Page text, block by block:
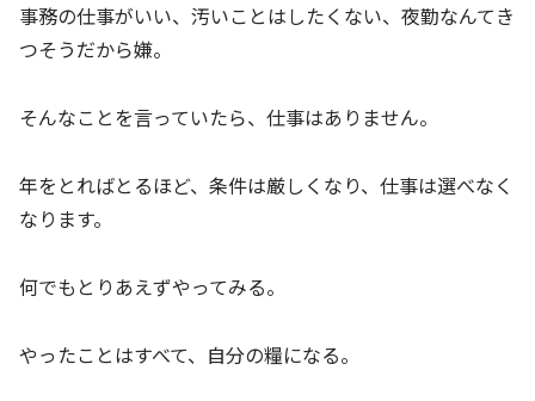
事務の仕事がいい、汚いことはしたくない、夜勤なんてき
つそうだから嫌。
そんなことを言っていたら、仕事はありません。
年をとればとるほど、条件は厳しくなり、仕事は選べなく
なります。
何でもとりあえずやってみる。
やったことはすべて、自分の糧になる。